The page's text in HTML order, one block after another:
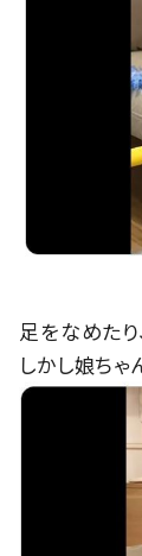
足をなめた
しかし娘ち